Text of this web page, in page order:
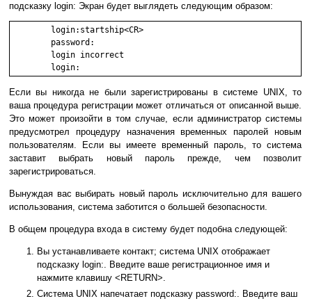
подсказку login: Экран будет выглядеть следующим образом:
        password:
        login incorrect
        login:
Если вы никогда не были зарегистрированы в системе UNIX, то
ваша процедура регистрации может отличаться от описанной выше.
Это может произойти в том случае, если администратор системы
предусмотрел процедуру назначения временных паролей новым
пользователям. Если вы имеете временный пароль, то система
заставит выбрать новый пароль прежде, чем позволит
зарегистрироваться.
Вынуждая вас выбирать новый пароль исключительно для вашего
использования, система заботится о большей безопасности.
В общем процедура входа в систему будет подобна следующей:
Вы устанавливаете контакт; система UNIX отображает
подсказку login:. Введите ваше регистрационное имя и
нажмите клавишу <RETURN>.
Система UNIX напечатает подсказку password:. Введите ваш